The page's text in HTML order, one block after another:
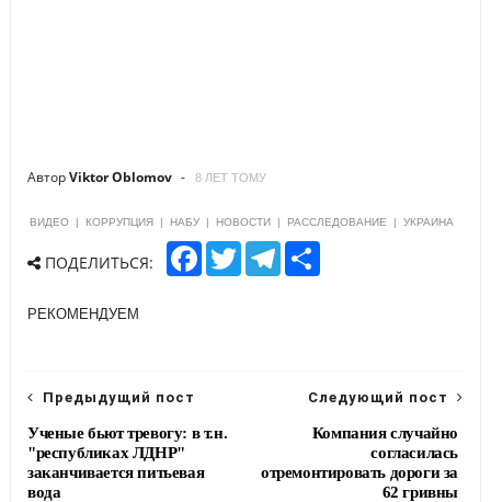
АвторViktor Oblomov 8 ЛЕТ ТОМУ
ВИДЕО | КОРРУПЦИЯ | НАБУ | НОВОСТИ | РАССЛЕДОВАНИЕ | УКРАИНА
ПОДЕЛИТЬСЯ:
F
T
w
T
S
РЕКОМЕНДУЕМ
Следующий пост
Компания случайно
согласилась
отремонтировать дороги за
62 гривны
Предыдущий пост
Ученые бьют тревогу: в т.н.
"республиках ЛДНР"
заканчивается питьевая
вода